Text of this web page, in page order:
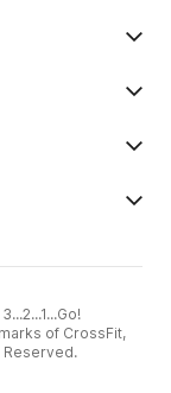
of CrossFit,
Reserved.